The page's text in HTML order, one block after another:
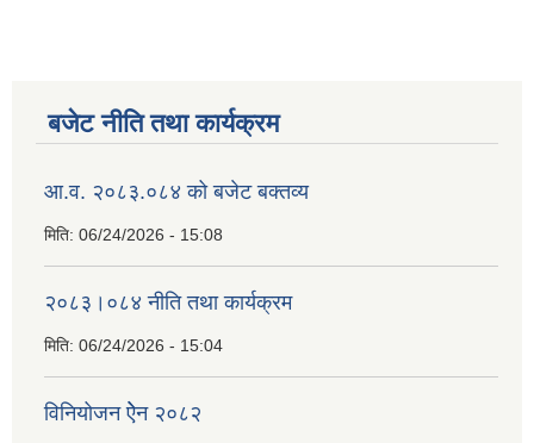
बजेट नीति तथा कार्यक्रम
आ.व. २०८३.०८४ को बजेट बक्तव्य
मिति: 06/24/2026 - 15:08
२०८३।०८४ नीति तथा कार्यक्रम
मिति: 06/24/2026 - 15:04
विनियोजन ऐेन २०८२